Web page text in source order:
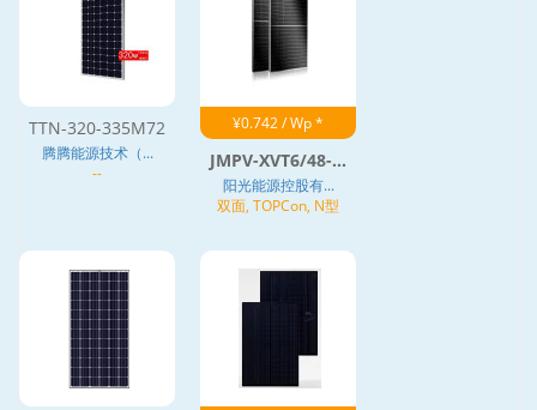
TTN-320-335M72
腾腾能源技术（...
--
¥0.742 / Wp *
JMPV-XVT6/48-...
阳光能源控股有...
双面, TOPCon, N型